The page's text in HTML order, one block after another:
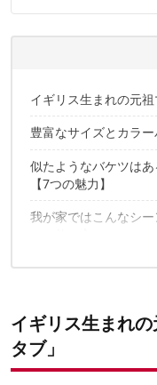
森木香蛍の
イギリス生まれの元
豊富なサイズとカラ
筆者愛用中のサイズ
「タブトラ」？「ゴ
似たようなバケツは
【7つの魅力】
「安物買いの銭失い
我が家ではこんなシ
4｜プチタブは小物入
5｜おもちゃ入れ
ただのバケツとはも
イギリス生まれ
タブ」